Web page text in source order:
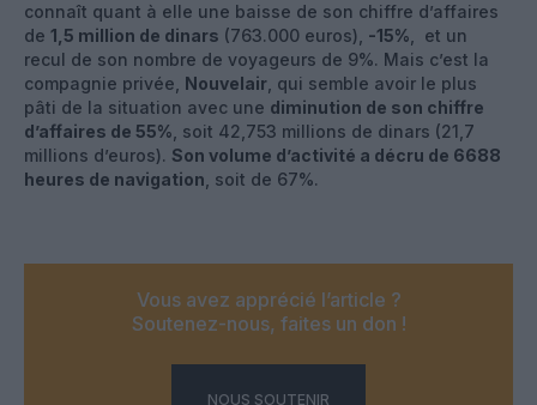
connaît quant à elle une baisse de son chiffre d’affaires
de 1,5 million de dinars (763.000 euros), -15% , et un
recul de son nombre de voyageurs de 9%. Mais c’est la
compagnie privée, Nouvelair , qui semble avoir le plus
pâti de la situation avec une diminution de son chiffre
d’affaires de 55% , soit 42,753 millions de dinars (21,7
millions d’euros). Son volume d’activité a décru de 6688
heures de navigation , soit de 67%.
Vous avez apprécié l’article ?
Soutenez-nous, faites un don !
NOUS SOUTENIR